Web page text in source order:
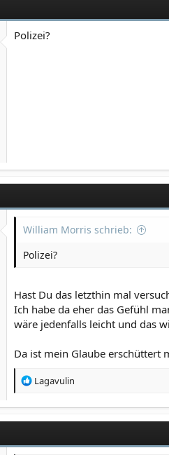
i
n
Polizei?
William Morris schrieb:
Polizei?
Hast Du das letzthin mal
Ich habe da eher das Gefühl
wäre jedenfalls leicht und das
Da ist mein Glaube erschüttert
R
a
i
Lagavulin